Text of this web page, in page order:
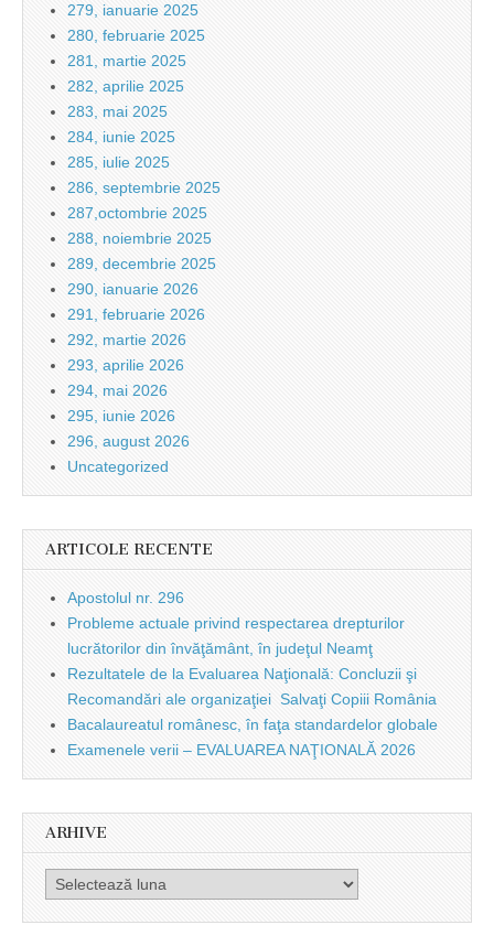
279, ianuarie 2025
280, februarie 2025
281, martie 2025
282, aprilie 2025
283, mai 2025
284, iunie 2025
285, iulie 2025
286, septembrie 2025
287,octombrie 2025
288, noiembrie 2025
289, decembrie 2025
290, ianuarie 2026
291, februarie 2026
292, martie 2026
293, aprilie 2026
294, mai 2026
295, iunie 2026
296, august 2026
Uncategorized
ARTICOLE RECENTE
Apostolul nr. 296
Probleme actuale privind respectarea drepturilor
lucrătorilor din învăţământ, în judeţul Neamţ
Rezultatele de la Evaluarea Naţională: Concluzii şi
Recomandări ale organizaţiei Salvaţi Copiii România
Bacalaureatul românesc, în faţa standardelor globale
Examenele verii – EVALUAREA NAŢIONALĂ 2026
ARHIVE
Arhive